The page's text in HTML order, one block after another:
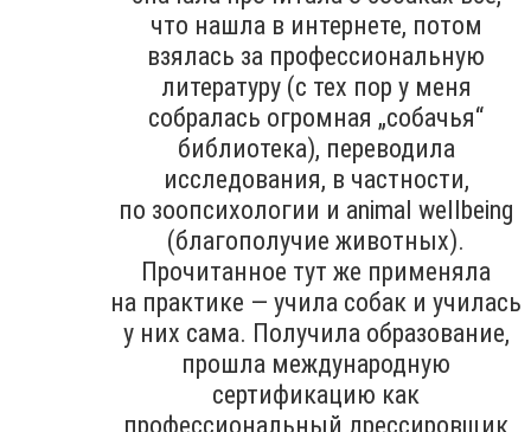
что нашла в интернете, потом
взялась за профессиональную
литературу (с тех пор у меня
собралась огромная „собачья“
библиотека), переводила
исследования, в частности,
по зоопсихологии и animal wellbeing
(благополучие животных).
Прочитанное тут же применяла
на практике — учила собак и училась
у них сама. Получила образование,
прошла международную
сертификацию как
профессиональный дрессировщик